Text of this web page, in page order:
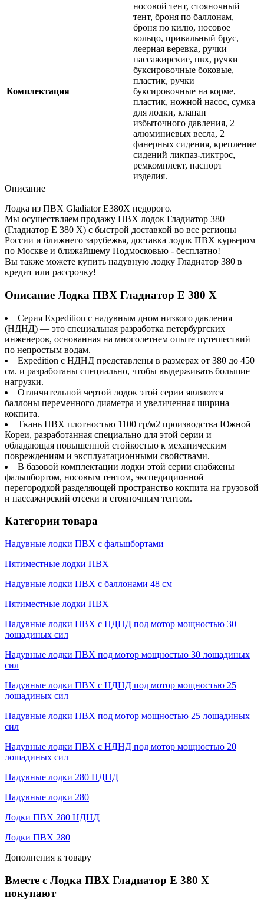
Комплектация
носовой тент, стояночный
тент, броня по баллонам,
броня по килю, носовое
кольцо, привальный брус,
леерная веревка, ручки
пассажирские, пвх, ручки
буксировочные боковые,
пластик, ручки
буксировочные на корме,
пластик, ножной насос, сумка
для лодки, клапан
избыточного давления, 2
алюминиевых весла, 2
фанерных сидения, крепление
сидений ликпаз-ликтрос,
ремкомплект, паспорт
изделия.
Описание
Лодка из ПВХ Gladiator E380X недорого.
Мы осуществляем продажу ПВХ лодок Гладиатор 380
(Гладиатор E 380 X) с быстрой доставкой во все регионы
России и ближнего зарубежья, доставка лодок ПВХ курьером
по Москве и ближайшему Подмосковью - бесплатно!
Вы также можете купить надувную лодку Гладиатор 380 в
кредит или рассрочку!
Описание Лодка ПВХ Гладиатор E 380 X
Серия Expedition с надувным дном низкого давления
(НДНД) — это специальная разработка петербургских
инженеров, основанная на многолетнем опыте путешествий
по непростым водам.
Expedition с НДНД представлены в размерах от 380 до 450
см. и разработаны специально, чтобы выдерживать большие
нагрузки.
Отличительной чертой лодок этой серии являются
баллоны переменного диаметра и увеличенная ширина
кокпита.
Ткань ПВХ плотностью 1100 гр/м2 производства Южной
Кореи, разработанная специально для этой серии и
обладающая повышенной стойкостью к механическим
повреждениям и эксплуатационными свойствами.
В базовой комплектации лодки этой серии снабжены
фальшбортом, носовым тентом, экспедиционной
перегородкой разделяющей пространство кокпита на грузовой
и пассажирский отсеки и стояночным тентом.
Категории товара
Надувные лодки ПВХ с фальшбортами
Пятиместные лодки ПВХ
Надувные лодки ПВХ с баллонами 48 см
Пятиместные лодки ПВХ
Надувные лодки ПВХ с НДНД под мотор мощностью 30
лошадиных сил
Надувные лодки ПВХ под мотор мощностью 30 лошадиных
сил
Надувные лодки ПВХ с НДНД под мотор мощностью 25
лошадиных сил
Надувные лодки ПВХ под мотор мощностью 25 лошадиных
сил
Надувные лодки ПВХ с НДНД под мотор мощностью 20
лошадиных сил
Надувные лодки 280 НДНД
Надувные лодки 280
Лодки ПВХ 280 НДНД
Лодки ПВХ 280
Дополнения к товару
Вместе с Лодка ПВХ Гладиатор E 380 X
покупают